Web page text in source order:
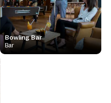
Bowling Bar
Bar